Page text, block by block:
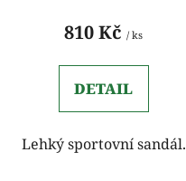
810 Kč / ks
DETAIL
Lehký sportovní sandál.